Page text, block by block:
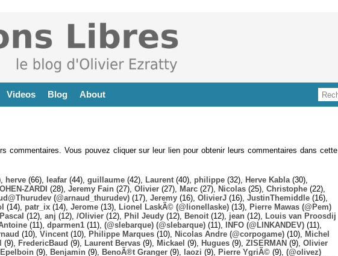
Videos Blog About
commentaires. Vous pouvez cliquer sur leur lien pour obtenir leurs commentaires dans cette
herve (66), leafar (44), guillaume (42), Laurent (40), philippe (32), Herve Kabla (30),
ZARDI (28), Jeremy Fain (27), Olivier (27), Marc (27), Nicolas (25), Christophe (22),
(@arnaud_thurudev) (17), Jeremy (16), OlivierJ (16), JustinThemiddle (16),
(14), patr_ix (14), Jerome (13), Lionel LaskÃ© (@lionellaske) (13),
Pierre Mawas (@Pem)
Pascal (12), anj (12), /Olivier (12), Phil Jeudy (12), Benoit (12), jean (12),
Louis van Proosdij
(11), dparmen1 (11), (@slebarque) (@slebarque) (11), INFO (@LINKANDEV) (11),
(10), Vincent (10), Philippe Marques (10), Nicolas Andre (@corpogame) (10),
Michel
(9), FredericBaud (9), Laurent Bervas (9), Mickael (9), Hugues (9), ZISERMAN (9), Olivier
(9), Benjamin (9), BenoÃ®t Granger (9), laozi (9), Pierre YgriÃ© (9), (@olivez)